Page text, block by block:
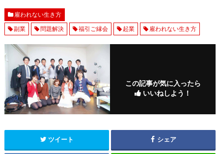
雇われない生き方
副業
問題解決 福引ご縁会 起業 雇われない生き方
この記事が気に入ったら
いいねしよう！
ツイート シェア